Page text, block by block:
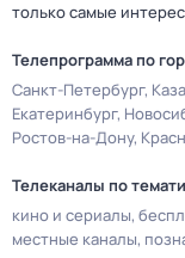
только самые
Телепрограмма по
Санкт-Петербург
Екатеринбург
Ростов-на-Дону
Телеканалы по
кино и сериалы
местные каналы